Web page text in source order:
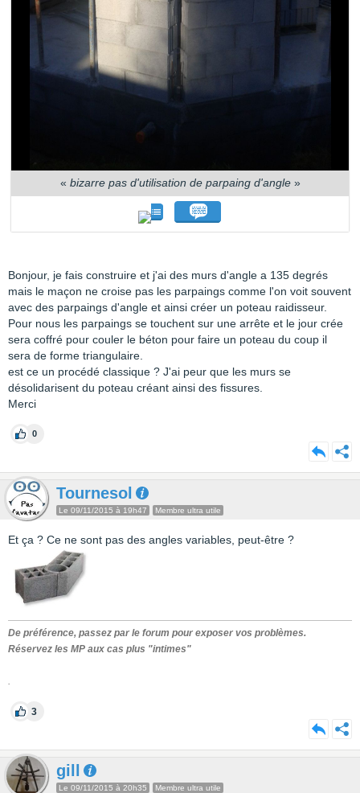
« bizarre pas d'utilisation de parpaing d'angle»
Bonjour, je fais construire et j'ai des murs d'angle a 135 degrés
mais le maçon ne croise pas les parpaings comme l'on voit souvent
avec des parpaings d'angle et ainsi créer un poteau raidisseur.
Pour nous les parpaings se touchent sur une arrête et le jour crée
sera coffré pour couler le béton pour faire un poteau du coup il
sera de forme triangulaire.
est ce un procédé classique ? J'ai peur que les murs se
désolidarisent du poteau créant ainsi des fissures.
Merci
0
Tournesol
Le 09/11/2015 à 19h47 Membre ultra utile
Et ça ? Ce ne sont pas des angles variables, peut-être ?
De préférence, passez par le forum pour exposer vos problèmes.
Réservez les MP aux cas plus "intimes"
.
3
gill
Le 09/11/2015 à 20h35 Membre ultra utile